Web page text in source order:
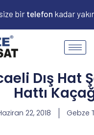
birtelefon kadar
Dış Hat
Hattı
22, 2018 Gebze